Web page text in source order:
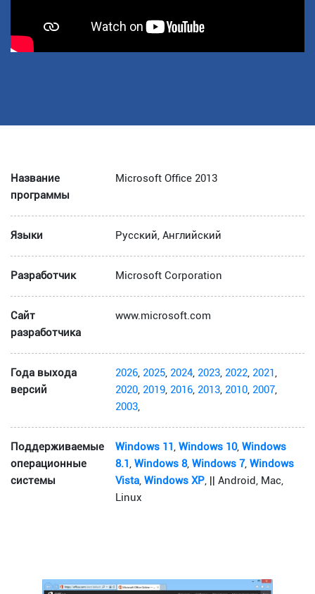
Название
программы
Microsoft Office 2013
Языки Русский, Английский
Разработчик Microsoft Corporation
Сайт
разработчика
www.microsoft.com
Года выхода
версий
2026, 2025, 2024, 2023, 2022, 2021,
2020, 2019, 2016, 2013, 2010, 2007,
2003,
Поддерживаемые
операционные
системы
Windows 11,Windows 10,Windows
8.1,Windows 8,Windows 7,Windows
Vista,Windows XP, || Android, Mac,
Linux